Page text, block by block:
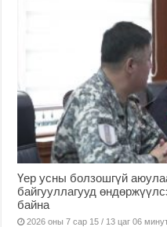
Үер усны болзошгүй
байгууллагууд
байна
2026 оны 7 сар 15 / 13 цаг 06